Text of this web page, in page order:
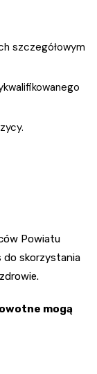
szczegółowym
Powiatu
do skorzystania
mogą